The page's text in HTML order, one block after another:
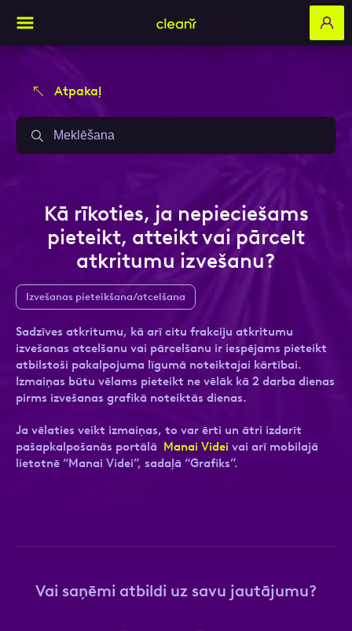
Atpakaļ
Kā rīkoties, ja nepieciešams
pieteikt, atteikt vai pārcelt
atkritumu izvešanu?
Izvešanas pieteikšana/atcelšana
Sadzīves atkritumu, kā arī citu frakciju atkritumu
izvešanas atcelšanu vai pārcelšanu ir iespējams pieteikt
atbilstoši pakalpojuma līgumā noteiktajai kārtībai.
Izmaiņas būtu vēlams pieteikt ne vēlāk kā 2 darba dienas
pirms izvešanas grafikā noteiktās dienas.
Ja vēlaties veikt izmaiņas, to var ērti un ātri izdarīt
pašapkalpošanās portālā Manai Videi vai arī mobilajā
lietotnē “Manai Videi”, sadaļā “Grafiks”.
Vai saņēmi atbildi uz savu jautājumu?
Aizpildi pieteikuma formu un mēs ar tevi
sazināsimies
Kontakttālrunis
Ziņa
politika
Aizpildi pieteikuma formu un mēs ar tevi
sazināsimies
Kontakttālrunis
Ziņa
apstrādei.
Vairāk